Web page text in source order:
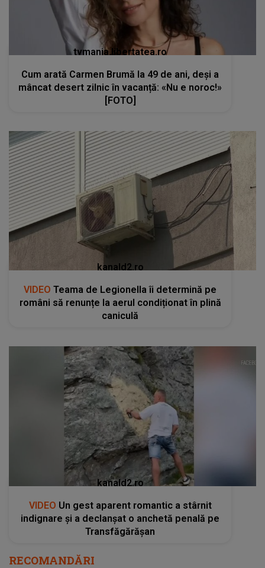
tvmania.libertatea.ro
Cum arată Carmen Brumă la 49 de ani, deși a
mâncat desert zilnic în vacanță: «Nu e noroc!»
[FOTO]
kanald2.ro
VIDEO Teama de Legionella îi determină pe
români să renunțe la aerul condiționat în plină
caniculă
kanald2.ro
VIDEO Un gest aparent romantic a stârnit
indignare și a declanșat o anchetă penală pe
Transfăgărășan
RECOMANDĂRI